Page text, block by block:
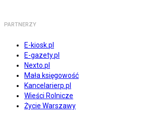
PARTNERZY
E-kiosk.pl
E-gazety.pl
Nexto.pl
Mała księgowość
Kancelarierp.pl
Wieści Rolnicze
Życie Warszawy